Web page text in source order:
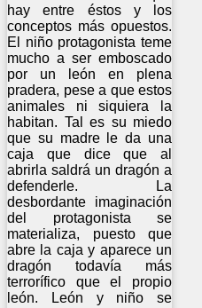
hay entre éstos y los
conceptos más opuestos.
El niño protagonista teme
mucho a ser emboscado
por un león en plena
pradera, pese a que estos
animales ni siquiera la
habitan. Tal es su miedo
que su madre le da una
caja que dice que al
abrirla saldrá un dragón a
defenderle. La
desbordante imaginación
del protagonista se
materializa, puesto que
abre la caja y aparece un
dragón todavía más
terrorífico que el propio
león. León y niño se